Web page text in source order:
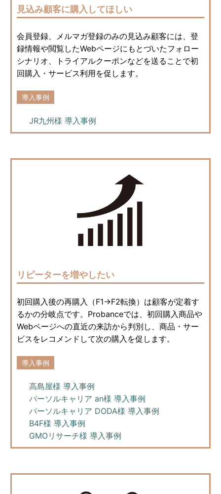
見込み顧客に購入してほしい
会員登録、メルマガ登録のみの見込み顧客には、登
録情報や閲覧したWebページにもとづいたフォロー
シナリオ、トライアルクーポンなどを送ることで初
回購入・サービス利用を促します。
導入事例
JR九州様 導入事例
リピーターを増やしたい
初回購入後の再購入（F1→F2転換）は顧客が定着す
るかの分岐点です。Probanceでは、初回購入商品や
Webページへの直近の来訪から判別し、商品・サー
ビスをレコメンドして次の購入を促します。
導入事例
高島屋様 導入事例
パーソルキャリア an様 導入事例
パーソルキャリア DODA様 導入事例
B4F様 導入事例
GMOリサーチ様 導入事例